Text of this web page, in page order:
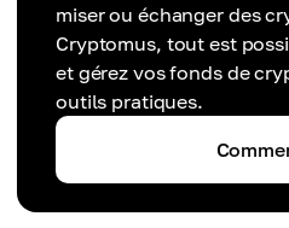
miser ou échanger des
Cryptomus, tout est
et gérez vos fonds de
outils pratiques.